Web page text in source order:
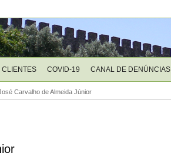
CLIENTES COVID-19 CANAL DE DENÚNCIAS
Carvalho de Almeida Júnior